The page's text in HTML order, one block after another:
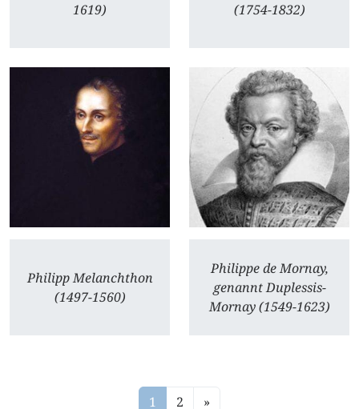
1619)
(1754-1832)
Philipp Melanchthon
(1497-1560)
Philippe de Mornay,
genannt Duplessis-
Mornay (1549-1623)
1 2 »